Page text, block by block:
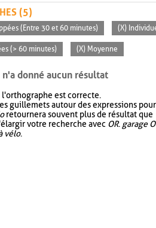
(5)
(Entre 30 et 60 minutes) (X)
(> 60 minutes) (X) Moyenne
donné aucun résultat
est correcte.
guillemets autour des expressions
retournera souvent plus de résultat que
votre recherche avec OR. garage
vélo.